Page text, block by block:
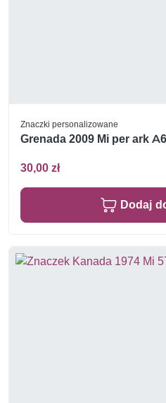
Znaczki personalizowane
Grenada 2009 Mi per ark
30,00 zł
Dodaj